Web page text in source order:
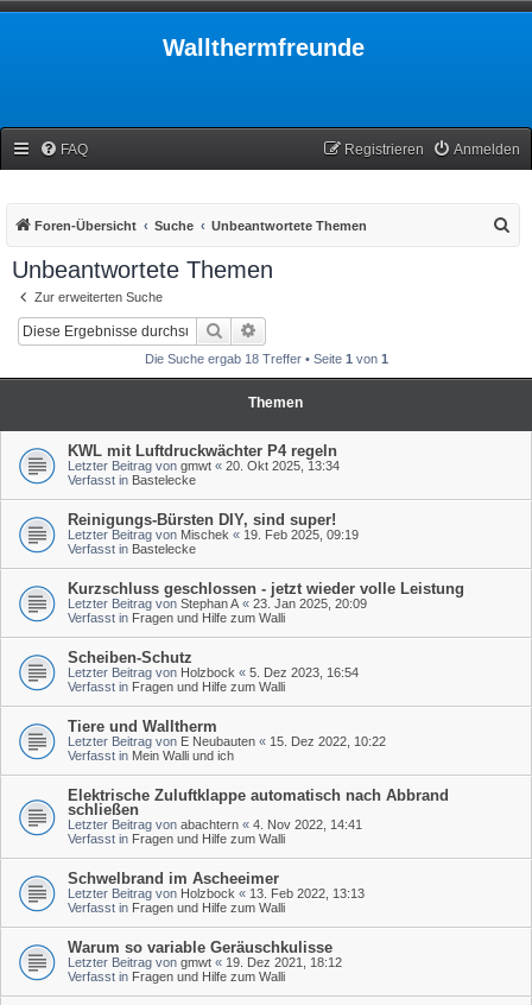
Wallthermfreunde
FAQ Anmelden
Registrieren
Foren-Übersicht Suche Unbeantwortete Themen
Unbeantwortete Themen
Zur erweiterten Suche
Suche
Die Suche ergab 18 Treffer • Seite 1 von 1
Themen
KWL mit Luftdruckwächter P4 regeln
Letzter Beitrag von gmwt « 20. Okt 2025, 13:34
Verfasst in Bastelecke
Reinigungs-Bürsten DIY, sind super!
Letzter Beitrag von Mischek « 19. Feb 2025, 09:19
Verfasst in Bastelecke
Kurzschluss geschlossen - jetzt wieder volle Leistung
Letzter Beitrag von Stephan A « 23. Jan 2025, 20:09
Verfasst in Fragen und Hilfe zum Walli
Scheiben-Schutz
Letzter Beitrag von Holzbock « 5. Dez 2023, 16:54
Verfasst in Fragen und Hilfe zum Walli
Tiere und Walltherm
Letzter Beitrag von E Neubauten « 15. Dez 2022, 10:22
Verfasst in Mein Walli und ich
Elektrische Zuluftklappe automatisch nach Abbrand
schließen
Letzter Beitrag von abachtern « 4. Nov 2022, 14:41
Verfasst in Fragen und Hilfe zum Walli
Schwelbrand im Ascheeimer
Letzter Beitrag von Holzbock « 13. Feb 2022, 13:13
Verfasst in Fragen und Hilfe zum Walli
Warum so variable Geräuschkulisse
Letzter Beitrag von gmwt « 19. Dez 2021, 18:12
Verfasst in Fragen und Hilfe zum Walli